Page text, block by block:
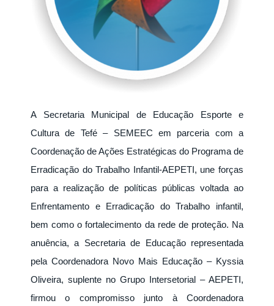
A Secretaria Municipal de Educação Esporte e
Cultura de Tefé – SEMEEC em parceria com a
Coordenação de Ações Estratégicas do Programa de
Erradicação do Trabalho Infantil-AEPETI, une forças
para a realização de políticas públicas voltada ao
Enfrentamento e Erradicação do Trabalho infantil,
bem como o fortalecimento da rede de proteção. Na
anuência, a Secretaria de Educação representada
pela Coordenadora Novo Mais Educação – Kyssia
Oliveira, suplente no Grupo Intersetorial – AEPETI,
firmou o compromisso junto à Coordenadora